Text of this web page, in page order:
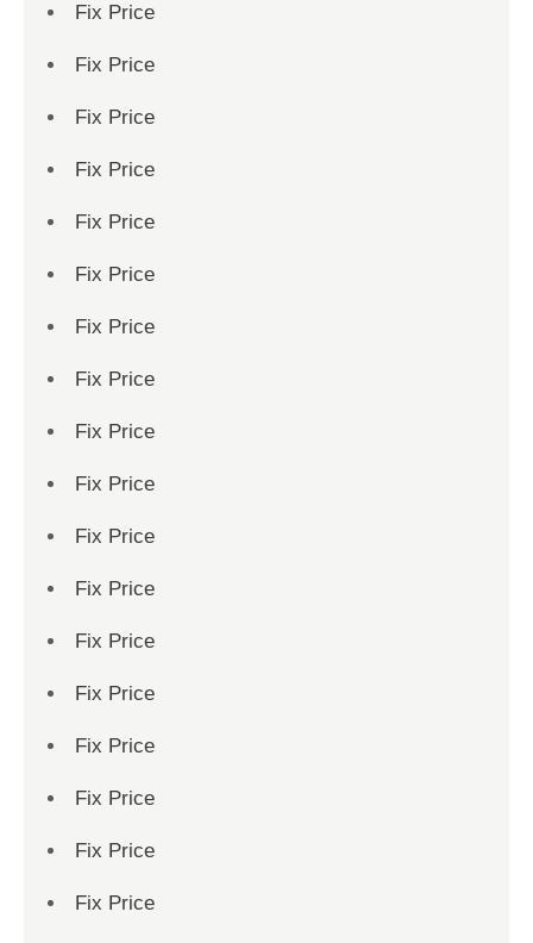
Fix Price
Fix Price
Fix Price
Fix Price
Fix Price
Fix Price
Fix Price
Fix Price
Fix Price
Fix Price
Fix Price
Fix Price
Fix Price
Fix Price
Fix Price
Fix Price
Fix Price
Fix Price